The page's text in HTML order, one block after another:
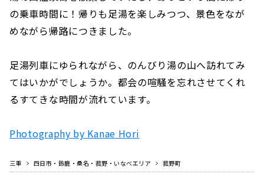
の乗車時間に！帰りも足湯を楽しみつつ、景色をなが
めながら帰路につきました。
足湯列車にゆられながら、のんびり湯の山へ訪れてみ
てはいかがでしょうか。都会の喧騒を忘れさせてくれ
るすてきな時間が流れています。
Photography by Kanae Hori
三重 四日市・鈴鹿・桑名・菰野・いなべエリア
菰野町